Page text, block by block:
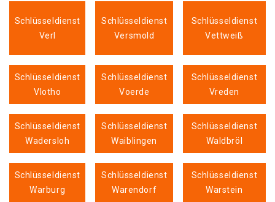
Schlüsseldienst
Verl
Schlüsseldienst
Versmold
Schlüsseldienst
Vettweiß
Schlüsseldienst
Vlotho
Schlüsseldienst
Voerde
Schlüsseldienst
Vreden
Schlüsseldienst
Wadersloh
Schlüsseldienst
Waiblingen
Schlüsseldienst
Waldbröl
Schlüsseldienst
Warburg
Schlüsseldienst
Warendorf
Schlüsseldienst
Warstein